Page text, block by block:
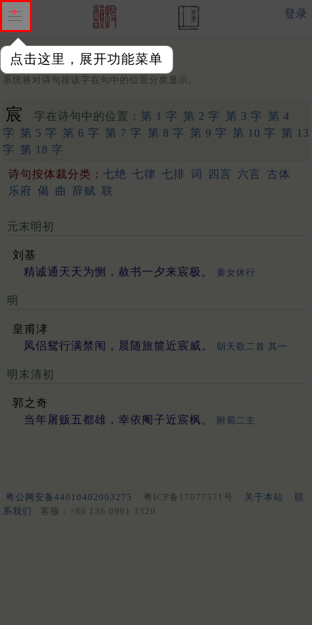
点击这里，展开功能菜单
登录
字：
系统将对诗句按该字在句中的位置分类显示。
宸 字在诗句中的位置： 第 1 字 第 2 字 第 3 字
第 4
字
第 5 字 第 6 字 第 7 字 第 8 字 第 9 字 第 10 字
第 13
字
第 18 字
诗句按体裁分类： 七绝 七律 七排 词 四言 六言 古体
乐府 偈 曲 辞赋 联
元末明初
刘基
精诚通天天为恻，赦书一夕来宸极。
秦女休行
明
皇甫涍
凤侣鸳行满禁闱，晨随旅篚近宸威。
朝天歌二首 其一
明末清初
郭之奇
当年屠贩五都雄，幸依阉子近宸枫。
附蜀二主
粤公网安备44010402003275 粤ICP备17077571号 关于本站
联
系我们
客服：+86 136 0901 3320